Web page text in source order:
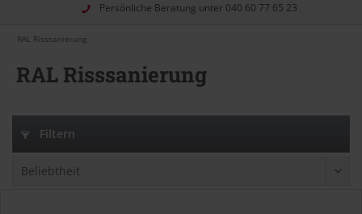
Persönliche Beratung unter 040 60 77 65 23
RAL Risssanierung
RAL Risssanierung
Filtern